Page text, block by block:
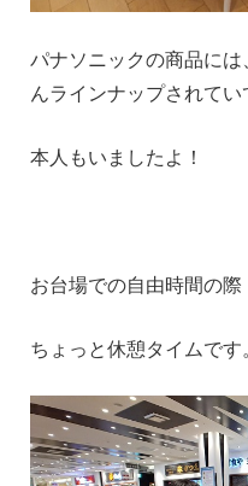
パナソニックの商品に
んラインナップされてい
本人もいましたよ！
お台場での自由時間の際
ちょっと休憩タイムです。